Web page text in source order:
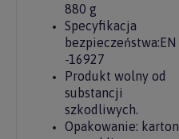
880 g
Specyfikacja
bezpieczeństwa:EN
-16927
Produkt wolny od
substancji
szkodliwych.
Opakowanie: karton